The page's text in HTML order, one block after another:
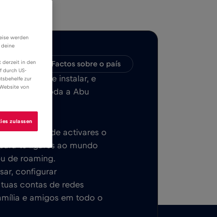
Factos sobre o país
fácil de instalar, e
ou em toda a Abu
Depois de activares o
te ligares ao mundo
de roaming.
configurar
contas de redes
e amigos em todo o
werden
deine
derzeit in den
durch US-
zur
von
zulassen